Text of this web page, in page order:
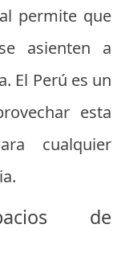
permite que
asienten a
El Perú es un
esta
cualquier
de